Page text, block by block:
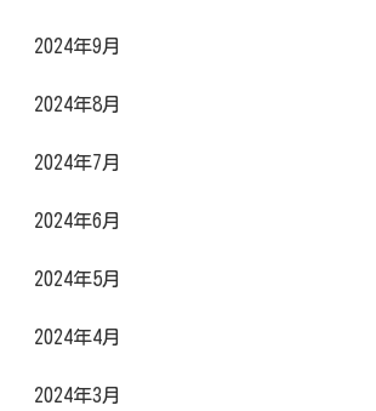
2024年9月
2024年8月
2024年7月
2024年6月
2024年5月
2024年4月
2024年3月